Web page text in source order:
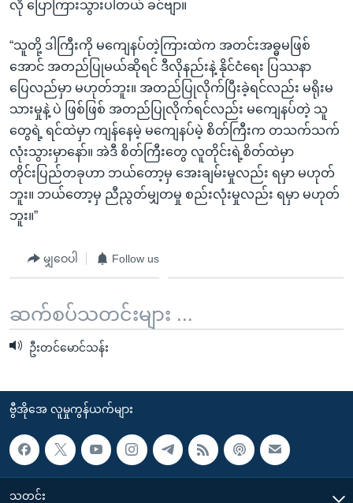
လို ပြောကြားသွားပါတယ် ခင်ဗျာ။
“သူတို့ ဒါကြီးကို မကျေနပ်တဲ့ကြားထဲက အတင်းအဓ္ဓမဖြစ်
အောင် အတည်ပြုမယ်ဆိုရင် ဒီလိုနည်းနဲ့ နိုင်ငံရေး ပြဿနာ
ပြေလည်မှာ မဟုတ်ဘူး။ အတည်ပြုလိုက်ပြီးခဲ့ရင်လည်း မရိုးမ
သားမှုနဲ့ ပဲ ဖြစ်ဖြစ် အတည်ပြုလိုက်ရင်လည်း မကျေနပ်တဲ့ သူ
တွေရဲ့ ရင်ထဲမှာ ကျန်နေမဲ့ မကျေနပ်မဲ့ စိတ်ကြီးက တသက်သက်
လုံးသွားမှာနော်။ အဲဒီ စိတ်ကြီးတွေ လူတိုင်းရဲ့စိတ်ထဲမှာ
တိုင်းပြည်တခုဟာ ဘယ်တော့မှ အေးချမ်းမှုလည်း ရမှာ မဟုတ်
ဘူး။ ဘယ်တော့မှ ညီညွတ်မျှတမှု စည်းလုံးမှုလည်း ရမှာ မဟုတ်
ဘူး။”
မျှဝေပါ Follow us
ဆက်စပ်သတင်းများ ...
ဦးတင်မောင်သန်း
ဗွီအိုအေ လူမှုကွန်ယက်များ
သတင်း